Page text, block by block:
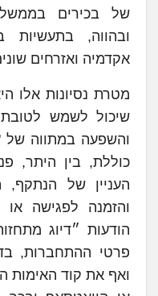
של בכירים
ובהווה, בתעשיות
אקדמיה ואזרחים
מטרת נסיונות אלו
שיכול לשמש לטובת
והשפעה במתווה של
כוללת, בין היתר,
העניין של הנתקף,
והזמנה לפגישה או
הודעות ״דיוג
פרטי ההתחברות,
ואף את קוד האימות